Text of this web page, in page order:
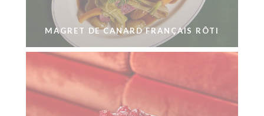
MAGRET DE CANARD FRANÇAIS RÔTI